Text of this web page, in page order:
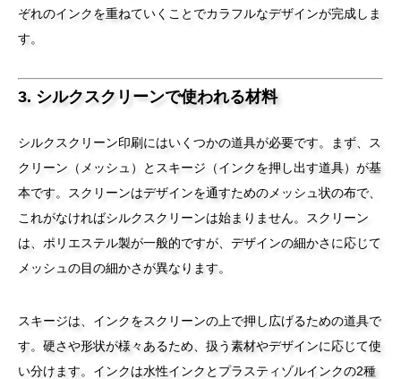
ぞれのインクを重ねていくことでカラフルなデザインが完成しま
す。
3. シルクスクリーンで使われる材料
シルクスクリーン印刷にはいくつかの道具が必要です。まず、ス
クリーン（メッシュ）とスキージ（インクを押し出す道具）が基
本です。スクリーンはデザインを通すためのメッシュ状の布で、
これがなければシルクスクリーンは始まりません。スクリーン
は、ポリエステル製が一般的ですが、デザインの細かさに応じて
メッシュの目の細かさが異なります。
スキージは、インクをスクリーンの上で押し広げるための道具で
す。硬さや形状が様々あるため、扱う素材やデザインに応じて使
い分けます。インクは水性インクとプラスティゾルインクの2種